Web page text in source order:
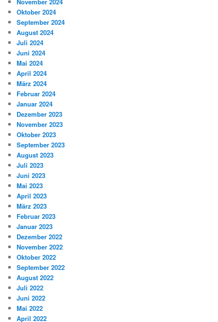
Oktober 2024
September 2024
August 2024
Juli 2024
Juni 2024
Mai 2024
April 2024
März 2024
Februar 2024
Januar 2024
Dezember 2023
November 2023
Oktober 2023
September 2023
August 2023
Juli 2023
Juni 2023
Mai 2023
April 2023
März 2023
Februar 2023
Januar 2023
Dezember 2022
November 2022
Oktober 2022
September 2022
August 2022
Juli 2022
Juni 2022
Mai 2022
April 2022